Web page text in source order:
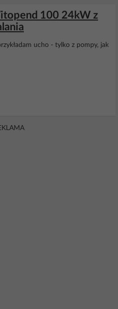
100 24kW z
ucho - tylko z pompy, jak